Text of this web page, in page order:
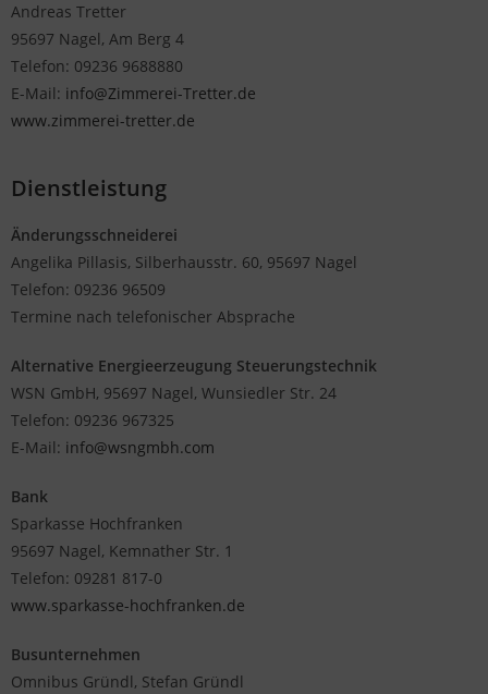
Andreas Tretter
95697 Nagel, Am Berg 4
Telefon: 09236 9688880
E-Mail: info@Zimmerei-Tretter.de
www.zimmerei-tretter.de
Dienstleistung
Änderungsschneiderei
Angelika Pillasis, Silberhausstr. 60, 95697 Nagel
Telefon: 09236 96509
Termine nach telefonischer Absprache
Alternative Energieerzeugung Steuerungstechnik
WSN GmbH, 95697 Nagel, Wunsiedler Str. 24
Telefon: 09236 967325
E-Mail: info@wsngmbh.com
Bank
Sparkasse Hochfranken
95697 Nagel, Kemnather Str. 1
Telefon: 09281 817-0
www.sparkasse-hochfranken.de
Busunternehmen
Omnibus Gründl, Stefan Gründl